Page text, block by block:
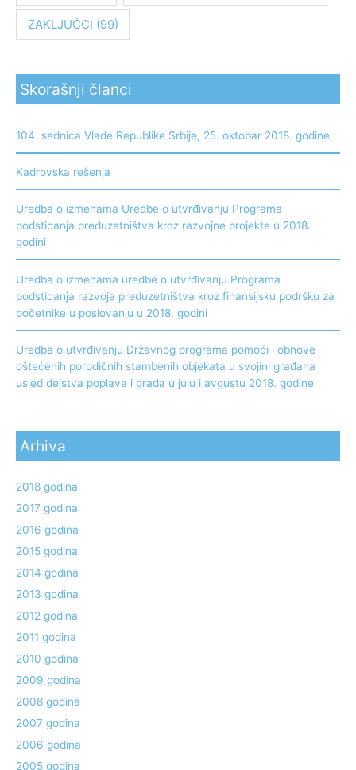
ZAKLJUČCI (99)
Skorašnji članci
104. sednica Vlade Republike Srbije, 25. oktobar 2018. godine
Kadrovska rešenja
Uredba o izmenama Uredbe o utvrđivanju Programa
podsticanja preduzetništva kroz razvojne projekte u 2018.
godini
Uredba o izmenama uredbe o utvrđivanju Programa
podsticanja razvoja preduzetništva kroz finansijsku podršku za
početnike u poslovanju u 2018. godini
Uredba o utvrđivanju Državnog programa pomoći i obnove
oštećenih porodičnih stambenih objekata u svojini građana
usled dejstva poplava i grada u julu i avgustu 2018. godine
Arhiva
2018 godina
2017 godina
2016 godina
2015 godina
2014 godina
2013 godina
2012 godina
2011 godina
2010 godina
2009 godina
2008 godina
2007 godina
2006 godina
2005 godina